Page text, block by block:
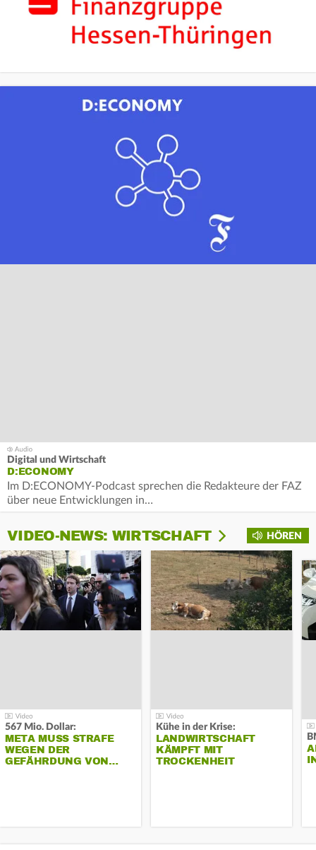
Digital und Wirtschaft
D:ECONOMY
Im D:ECONOMY-Podcast sprechen die Redakteure der FAZ
über neue Entwicklungen in…
HÖREN
VIDEO-NEWS: WIRTSCHAFT
567 Mio. Dollar:
META MUSS STRAFE
WEGEN DER
GEFÄHRDUNG VON…
Kühe in der Krise:
LANDWIRTSCHAFT
KÄMPFT MIT
TROCKENHEIT